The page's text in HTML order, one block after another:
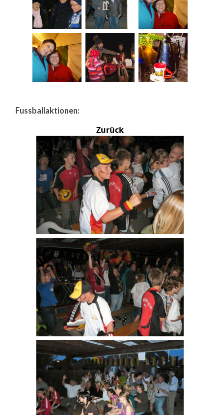
Fussballaktionen:
Zurück